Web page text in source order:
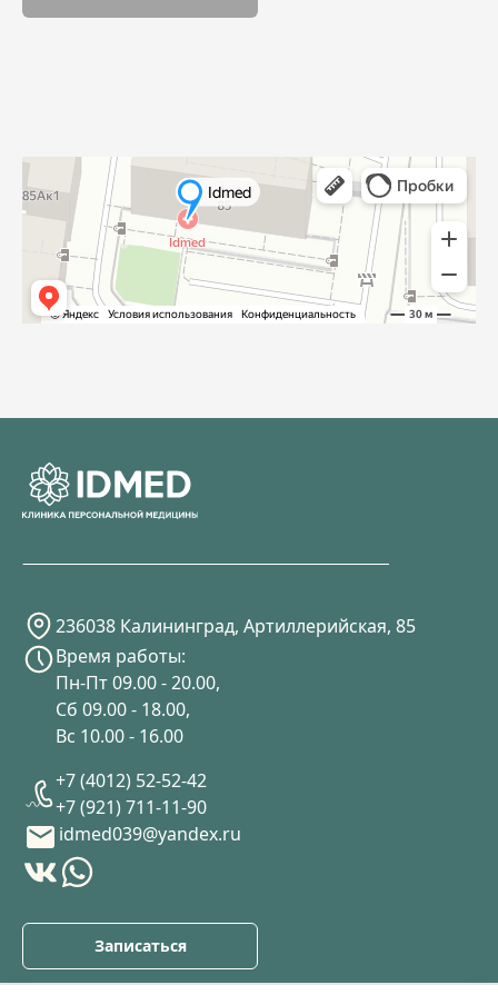
236038 Калининград, Артиллерийская, 85
Время работы:
Пн-Пт 09.00 - 20.00,
Сб 09.00 - 18.00,
Вс 10.00 - 16.00
+7 (4012) 52-52-42
+7 (921) 711-11-90
idmed039@yandex.ru
Записаться